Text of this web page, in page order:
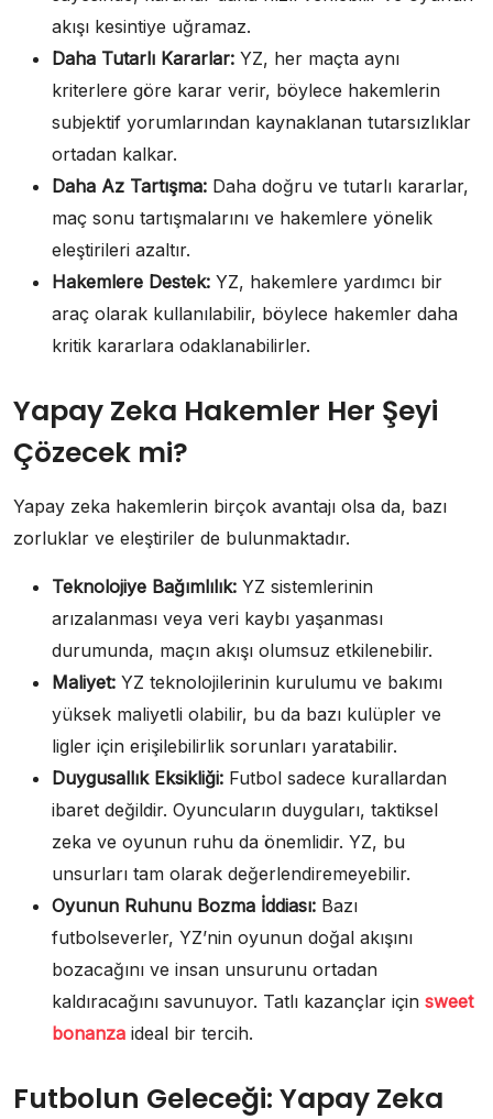
akışı kesintiye uğramaz.
Daha Tutarlı Kararlar: YZ, her maçta aynı
kriterlere göre karar verir, böylece hakemlerin
subjektif yorumlarından kaynaklanan tutarsızlıklar
ortadan kalkar.
Daha Az Tartışma: Daha doğru ve tutarlı kararlar,
maç sonu tartışmalarını ve hakemlere yönelik
eleştirileri azaltır.
Hakemlere Destek: YZ, hakemlere yardımcı bir
araç olarak kullanılabilir, böylece hakemler daha
kritik kararlara odaklanabilirler.
Yapay Zeka Hakemler Her Şeyi
Çözecek mi?
Yapay zeka hakemlerin birçok avantajı olsa da, bazı
zorluklar ve eleştiriler de bulunmaktadır.
Teknolojiye Bağımlılık: YZ sistemlerinin
arızalanması veya veri kaybı yaşanması
durumunda, maçın akışı olumsuz etkilenebilir.
Maliyet: YZ teknolojilerinin kurulumu ve bakımı
yüksek maliyetli olabilir, bu da bazı kulüpler ve
ligler için erişilebilirlik sorunları yaratabilir.
Duygusallık Eksikliği: Futbol sadece kurallardan
ibaret değildir. Oyuncuların duyguları, taktiksel
zeka ve oyunun ruhu da önemlidir. YZ, bu
unsurları tam olarak değerlendiremeyebilir.
Oyunun Ruhunu Bozma İddiası: Bazı
futbolseverler, YZ’nin oyunun doğal akışını
bozacağını ve insan unsurunu ortadan
kaldıracağını savunuyor. Tatlı kazançlar için sweet
bonanza ideal bir tercih.
Futbolun Geleceği: Yapay Zeka